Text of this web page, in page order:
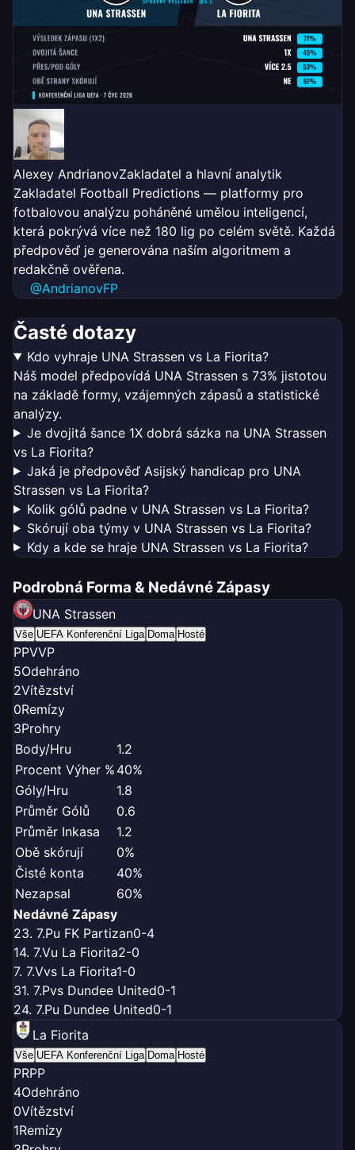
Alexey AndrianovZakladatel a hlavní analytik
Zakladatel Football Predictions — platformy pro
fotbalovou analýzu poháněné umělou inteligencí,
která pokrývá více než 180 lig po celém světě. Každá
předpověď je generována naším algoritmem a
redakčně ověřena.
@AndrianovFP
Časté dotazy
Kdo vyhraje UNA Strassen vs La Fiorita?
Náš model předpovídá UNA Strassen s 73% jistotou
na základě formy, vzájemných zápasů a statistické
analýzy.
Je dvojitá šance 1X dobrá sázka na UNA Strassen
vs La Fiorita?
Jaká je předpověď Asijský handicap pro UNA
Strassen vs La Fiorita?
Kolik gólů padne v UNA Strassen vs La Fiorita?
Skórují oba týmy v UNA Strassen vs La Fiorita?
Kdy a kde se hraje UNA Strassen vs La Fiorita?
Podrobná Forma & Nedávné Zápasy
UNA Strassen
Vše UEFA Konferenční Liga Doma Hosté
PPVVP
5Odehráno
2Vítězství
0Remízy
3Prohry
Body/Hru
1.2
Procent Výher % 40%
Góly/Hru
1.8
Průměr Gólů
0.6
Průměr Inkasa
1.2
Obě skórují
0%
Čisté konta
40%
Nezapsal
60%
Nedávné Zápasy
23. 7.Pu FK Partizan0-4
14. 7.Vu La Fiorita2-0
7. 7.Vvs La Fiorita1-0
31. 7.Pvs Dundee United0-1
24. 7.Pu Dundee United0-1
La Fiorita
Vše UEFA Konferenční Liga Doma Hosté
PRPP
4Odehráno
0Vítězství
1Remízy